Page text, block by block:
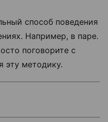
способ поведения
Например, в паре.
поговорите с
эту методику.